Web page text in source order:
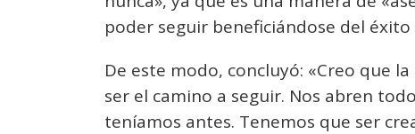
poder seguir beneficiándose del
De este modo, concluyó: «Creo que
ser el camino a seguir. Nos abren
teníamos antes. Tenemos que ser